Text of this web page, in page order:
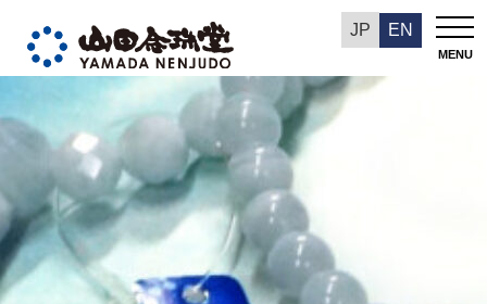
JP EN
MENU
今週の推奨品